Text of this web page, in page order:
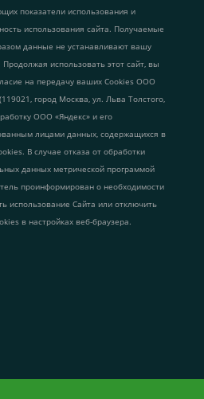
показатели использования и
использования сайта. Получаемые
данные не устанавливают вашу
Продолжая использовать этот сайт, вы
на передачу ваших Cookies ООО
город Москва, ул. Льва Толстого,
ООО «Яндекс» и его
лицами данных, содержащихся в
В случае отказа от обработки
данных метрической программой
проинформирован о необходимости
использование Сайта или отключить
в настройках веб-браузера.